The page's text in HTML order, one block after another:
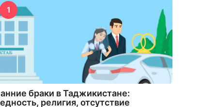
1
браки в Таджикистане:
религия, отсутствие